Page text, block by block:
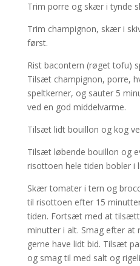
Trim porre og skær i tynde
Trim champignon, skær i
først.
Rist bacontern (røget tofu)
Tilsæt champignon, porre,
speltkerner, og sauter 5
ved en god middelvarme.
Tilsæt lidt bouillon og kog
Tilsæt løbende bouillon og
risottoen hele tiden bobler i
Skær tomater i tern og
til risottoen efter 15
tiden. Fortsæt med at
minutter i alt. Smag efter at
gerne have lidt bid. Tilsæt
og smag til med salt og